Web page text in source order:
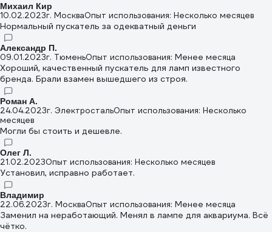
Михаил Кир
10.02.2023г. МоскваОпыт использования: Несколько месяцев
Нормальный пускатель за одекватный деньги
Александр П.
09.01.2023г. ТюменьОпыт использования: Менее месяца
Хороший, качественный пускатель для ламп известного
бренда. Брали взамен вышедшего из строя.
Роман А.
24.04.2023г. ЭлектростальОпыт использования: Несколько
месяцев
Могли бы стоить и дешевле.
Олег Л.
21.02.2023Опыт использования: Несколько месяцев
Установил, исправно работает.
Владимир
22.06.2023г. МоскваОпыт использования: Менее месяца
Заменил на неработающий. Менял в лампе для аквариума. Всё
чётко.